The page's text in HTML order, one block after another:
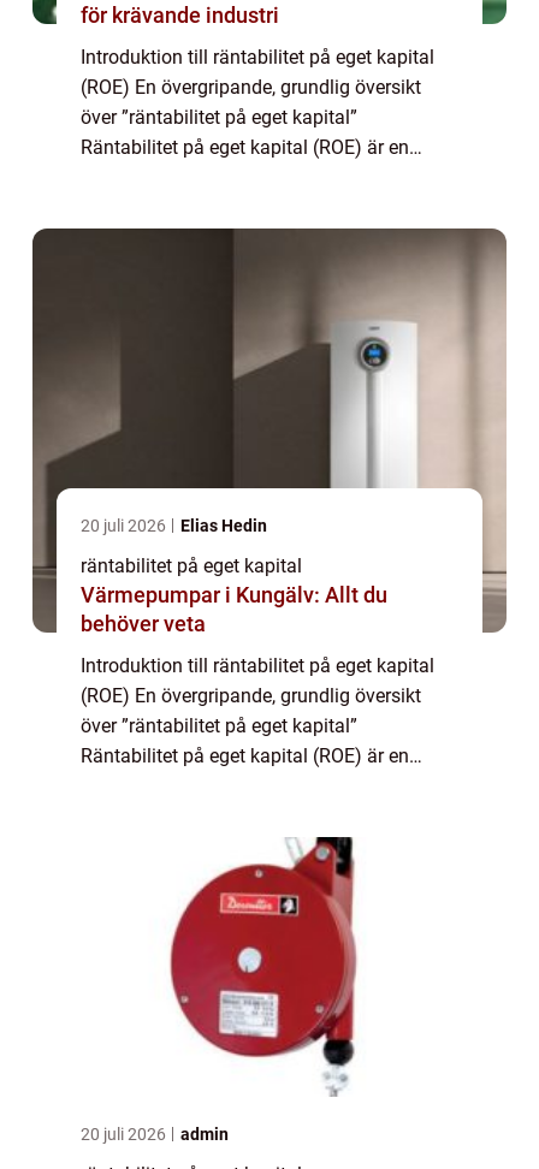
för krävande industri
Introduktion till räntabilitet på eget kapital
(ROE) En övergripande, grundlig översikt
över ”räntabilitet på eget kapital”
Räntabilitet på eget kapital (ROE) är en
20 juli 2026 Elias Hedin
räntabilitet på eget kapital
Värmepumpar i Kungälv: Allt du
behöver veta
Introduktion till räntabilitet på eget kapital
(ROE) En övergripande, grundlig översikt
över ”räntabilitet på eget kapital”
Räntabilitet på eget kapital (ROE) är en
20 juli 2026 admin